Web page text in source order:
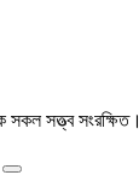
সত্ত্ব সংরক্ষিত।